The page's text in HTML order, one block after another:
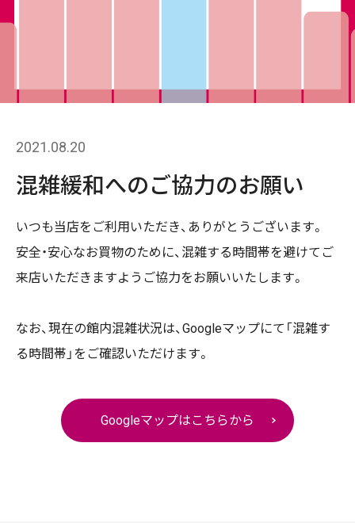
2021.08.20
混雑緩和へのご協力のお願い
いつも当店をご利用いただき、ありがとうございます。
安全・安心なお買物のために、混雑する時間帯を避けてご
来店いただきますようご協力をお願いいたします。
なお、現在の館内混雑状況は、Googleマップにて「混雑す
る時間帯」をご確認いただけます。
Googleマップはこちらから